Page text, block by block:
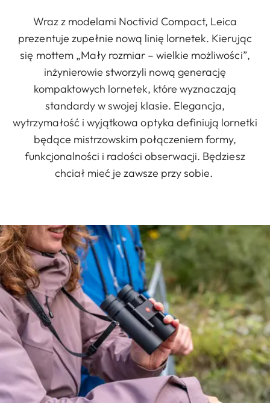
Wraz z modelami Noctivid Compact, Leica
prezentuje zupełnie nową linię lornetek. Kierując
się mottem „Mały rozmiar – wielkie możliwości”,
inżynierowie stworzyli nową generację
kompaktowych lornetek, które wyznaczają
standardy w swojej klasie. Elegancja,
wytrzymałość i wyjątkowa optyka definiują lornetki
będące mistrzowskim połączeniem formy,
funkcjonalności i radości obserwacji. Będziesz
chciał mieć je zawsze przy sobie.